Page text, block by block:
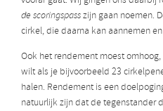
de scoringspasszijn gaan noemen.
cirkel, die daarna kan aannemen en
Ook het rendement moest
wilt als je bijvoorbeeld 23
halen. Rendement is een
natuurlijk zijn dat de tegenstander